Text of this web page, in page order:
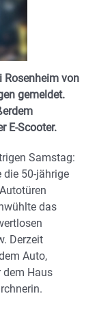
Rosenheim von
gemeldet.
E-Scooter.
Samstag:
50-jährige
das
Derzeit
Auto,
dem Haus